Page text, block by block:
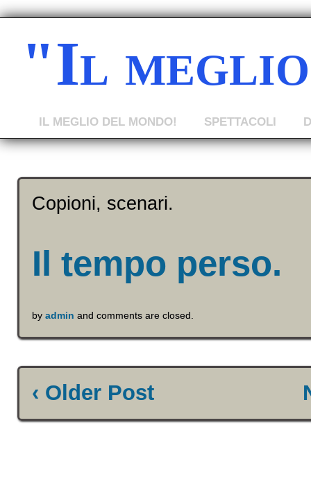
Copioni, scenari.
Il tempo perso.
byadmin and comments are closed.
‹ Older Post
"Il
IL MEGLIO DEL MONDO! SPETTACOLI